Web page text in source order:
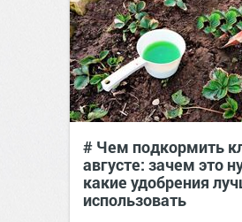
# Чем подкормить
августе: зачем это
какие удобрения
использовать